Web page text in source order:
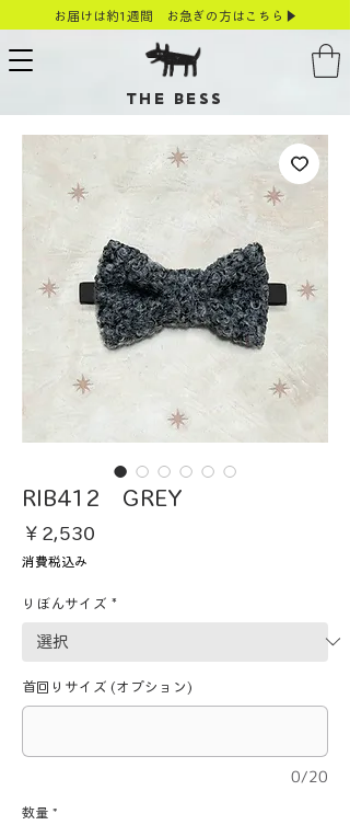
お届けは約1週間 お急ぎの方はこちら▶
THE BESS
RIB412 GREY
￥2,530
消費税込み
りぼんサイズ *
首回りサイズ (オプション)
0/20
数量 *